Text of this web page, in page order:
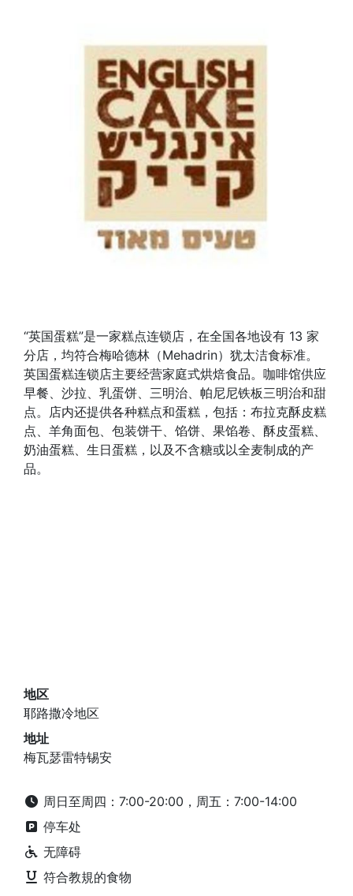
“英国蛋糕”是一家糕点连锁店，在全国各地设有 13 家
分店，均符合梅哈德林（Mehadrin）犹太洁食标准。
英国蛋糕连锁店主要经营家庭式烘焙食品。咖啡馆供应
早餐、沙拉、乳蛋饼、三明治、帕尼尼铁板三明治和甜
点。店内还提供各种糕点和蛋糕，包括：布拉克酥皮糕
点、羊角面包、包装饼干、馅饼、果馅卷、酥皮蛋糕、
奶油蛋糕、生日蛋糕，以及不含糖或以全麦制成的产
品。
地区
耶路撒冷地区
地址
梅瓦瑟雷特锡安
周日至周四：7:00-20:00，周五：7:00-14:00
停车处
无障碍
符合教規的食物